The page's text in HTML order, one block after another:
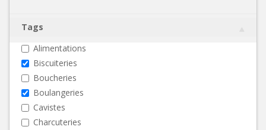
Tags
Alimentations
Biscuiteries
Boucheries
Boulangeries
Cavistes
Charcuteries